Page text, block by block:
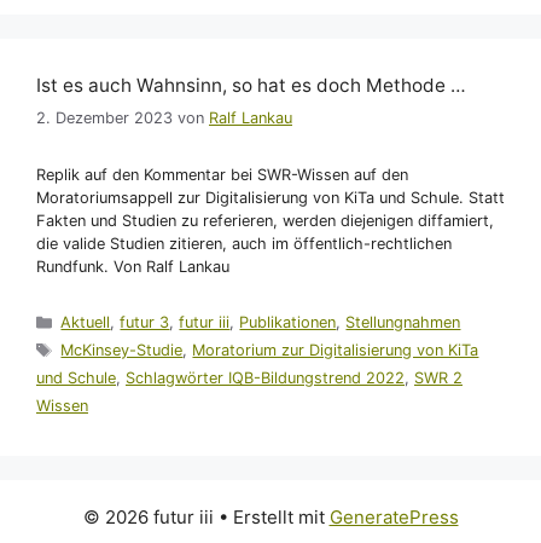
Ist es auch Wahnsinn, so hat es doch Methode …
2. Dezember 2023 von Ralf Lankau
Replik auf den Kommentar bei SWR-Wissen auf den
Moratoriumsappell zur Digitalisierung von KiTa und Schule. Statt
Fakten und Studien zu referieren, werden diejenigen diffamiert,
die valide Studien zitieren, auch im öffentlich-rechtlichen
Rundfunk. Von Ralf Lankau
Kategorien
Aktuell,futur 3,futur iii, Publikationen, Stellungnahmen
Schlagwörter
McKinsey-Studie, Moratorium zur Digitalisierung von KiTa
und Schule, Schlagwörter IQB-Bildungstrend 2022, SWR 2
Wissen
© 2026 futur iii • Erstellt mit GeneratePress